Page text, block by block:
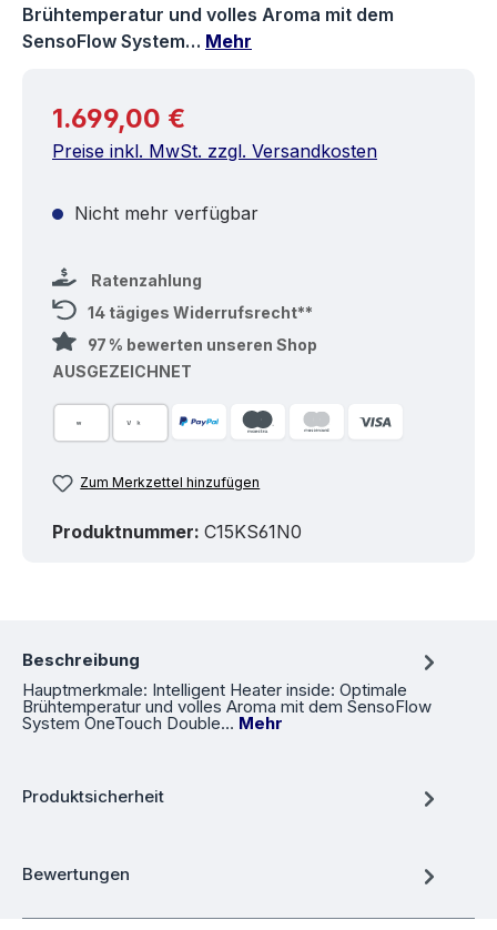
Brühtemperatur und volles Aroma mit dem
SensoFlow System… Mehr
Regulärer Preis:
1.699,00 €
Preise inkl. MwSt. zzgl. Versandkosten
Nicht mehr verfügbar
Ratenzahlung
14 tägiges Widerrufsrecht**
97 % bewerten unseren Shop
AUSGEZEICHNET
Zum Merkzettel hinzufügen
Produktnummer: C15KS61N0
Beschreibung
Hauptmerkmale: Intelligent Heater inside: Optimale
Brühtemperatur und volles Aroma mit dem SensoFlow
System OneTouch Double… Mehr
Produktsicherheit
Bewertungen